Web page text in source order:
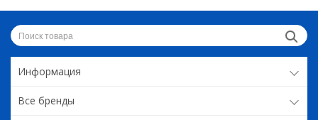
Информация
Все бренды